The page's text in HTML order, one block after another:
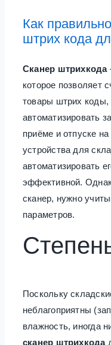
Как
штрих кода
Сканер штрихкода
которое позволяет
товары штрих коды,
автоматизировать
приёме и отпуске
устройства для
автоматизировать
эффективной.
сканер, нужно
параметров.
Поскольку
неблагоприятны
влажность, иногда
сканер штрихкода